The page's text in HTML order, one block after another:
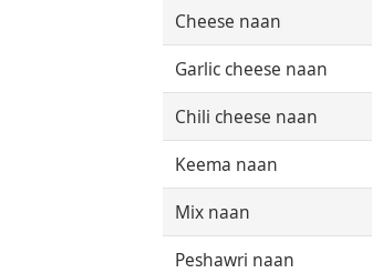
Cheese naan
Garlic cheese naan
Chili cheese naan
Keema naan
Mix naan
Peshawri naan